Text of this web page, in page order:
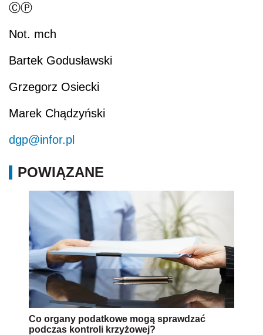
ⒸⓅ
Not. mch
Bartek Godusławski
Grzegorz Osiecki
Marek Chądzyński
dgp@infor.pl
POWIĄZANE
Co organy podatkowe mogą sprawdzać
podczas kontroli krzyżowej?